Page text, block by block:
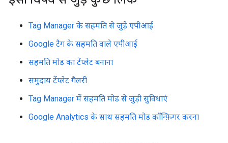
Tag Manager के सहमति से जुड़े एपीआई
Google टैग के सहमति वाले एपीआई
सहमति मोड का टेंप्लेट बनाना
समुदाय टेंप्लेट गैलरी
Tag Manager में सहमति मोड से जुड़ी सुविधाएं
Google Analytics के साथ सहमति मोड कॉन्फ़िगर करना